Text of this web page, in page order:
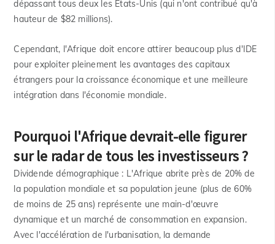
dépassant tous deux les États-Unis (qui n'ont contribué qu'à
hauteur de $82 millions).
Cependant, l'Afrique doit encore attirer beaucoup plus d'IDE
pour exploiter pleinement les avantages des capitaux
étrangers pour la croissance économique et une meilleure
intégration dans l'économie mondiale.
Pourquoi l'Afrique devrait-elle figurer
sur le radar de tous les investisseurs ?
Dividende démographique : L'Afrique abrite près de 20% de
la population mondiale et sa population jeune (plus de 60%
de moins de 25 ans) représente une main-d'œuvre
dynamique et un marché de consommation en expansion.
Avec l'accélération de l'urbanisation, la demande